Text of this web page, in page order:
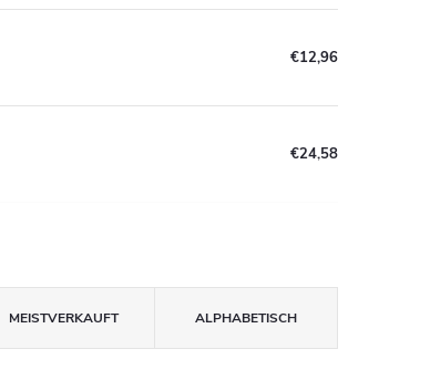
€12,96
€24,58
MEISTVERKAUFT ALPHABETISCH